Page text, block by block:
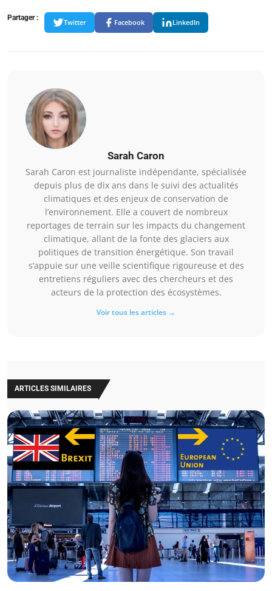
Partager :
Twitter Facebook LinkedIn
Sarah Caron
Sarah Caron est journaliste indépendante, spécialisée
depuis plus de dix ans dans le suivi des actualités
climatiques et des enjeux de conservation de
l’environnement. Elle a couvert de nombreux
reportages de terrain sur les impacts du changement
climatique, allant de la fonte des glaciers aux
politiques de transition énergétique. Son travail
s’appuie sur une veille scientifique rigoureuse et des
entretiens réguliers avec des chercheurs et des
acteurs de la protection des écosystèmes.
Voir tous les articles →
ARTICLES SIMILAIRES